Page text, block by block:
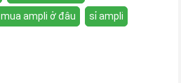
mua ampli ở đâu sỉ ampli